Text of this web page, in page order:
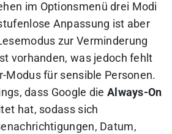
im Optionsmenü drei Modi
Anpassung ist aber
zur Verminderung
vorhanden, was jedoch fehlt
Modus für sensible Personen.
dass Google die Always-On
hat, sodass sich
Datum,